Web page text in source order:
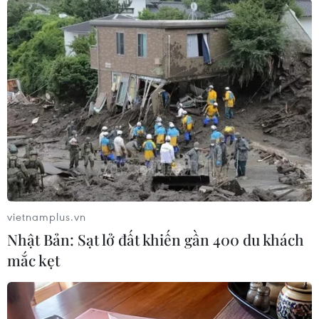
#tấn công bằng dao
#thành phố Nice
#hệ thống cảnh báo an ninh
#nhà thờ Notre Dame
Pháp
Theo dõi VietnamPlus
vietnamplus.vn
Nhật Bản: Sạt lở đất khiến gần 400 du khách
mắc kẹt